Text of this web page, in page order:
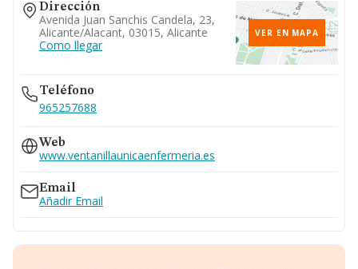
Dirección
Avenida Juan Sanchis Candela, 23,
Alicante/alacant, 03015, Alicante
Como llegar
VER EN MAPA
Teléfono
965257688
Web
www.ventanillaunicaenfermeria.es
Email
Añadir Email